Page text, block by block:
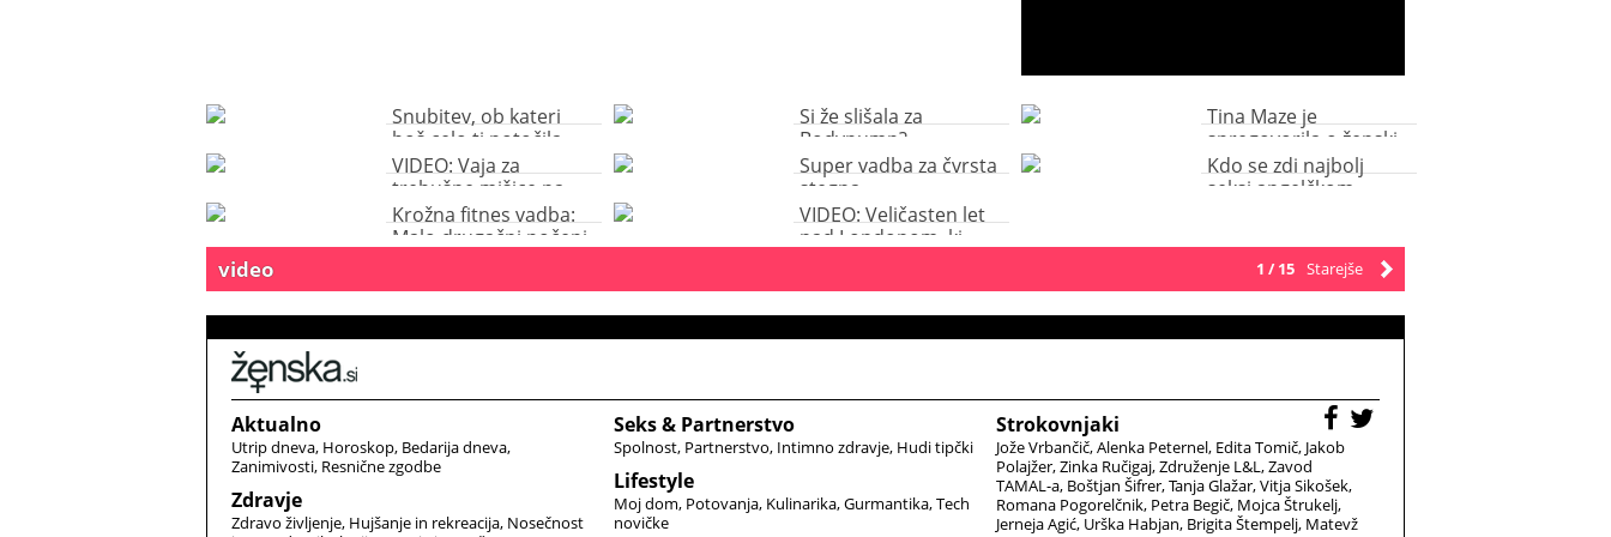
Snubitev, ob kateri
boš celo ti potočila
kakšno solzico
Si že slišala za
Bodypump?
Tina Maze je
spregovorila o ženski
lepoti
VIDEO: Vaja za
trebušne mišice na
drogu
Super vadba za čvrsta
stegna
Kdo se zdi najbolj
seksi angelčkom
Krožna fitnes vadba:
Malo drugačni počepi
VIDEO: Veličasten let
nad Londonom, ki
Starejše
1 / 15
video
Aktualno
Utrip dneva Horoskop Bedarija dneva
Zanimivosti Resnične zgodbe
Zdravje
Zdravo življenje Hujšanje in rekreacija Nosečnost
Seks & Partnerstvo
Spolnost Partnerstvo Intimno zdravje Hudi tipčki
Lifestyle
Moj dom Potovanja Kulinarika Gurmantika Tech
novičke
Strokovnjaki
Jože Vrbančič Alenka Peternel Edita Tomič Jakob
Polajžer Zinka Ručigaj Združenje L&L Zavod
TAMAL-a Boštjan Šifrer Tanja Glažar Vitja Sikošek
Romana Pogorelčnik Petra Begič Mojca Štrukelj
Jerneja Agić Urška Habjan Brigita Štempelj Matevž